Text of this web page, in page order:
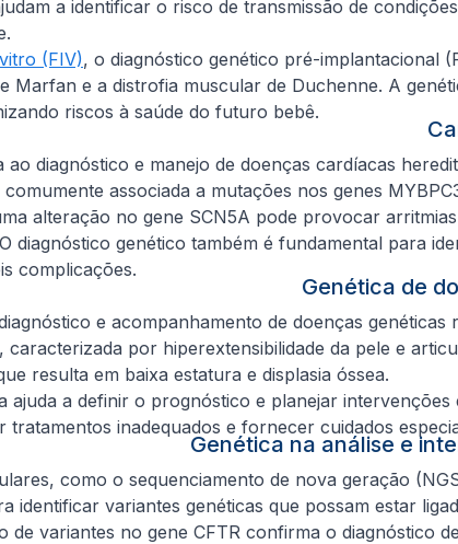
a identificar o risco de transmissão de
(FIV), o diagnóstico genético pré-implantacional
Marfan e a distrofia muscular de Duchenne. A
riscos à saúde do futuro bebê.
ao diagnóstico e manejo de doenças cardíacas
associada a mutações nos genes
alteração no gene SCN5A pode provocar
diagnóstico genético também é fundamental para
complicações.
Genética de
e acompanhamento de doenças
por hiperextensibilidade da pele e
resulta em baixa estatura e displasia óssea.
ajuda a definir o prognóstico e planejar
inadequados e fornecer cuidados
Genética na análise e
como o sequenciamento de nova geração
identificar variantes genéticas que possam estar
de variantes no gene CFTR confirma o diagnóstico de